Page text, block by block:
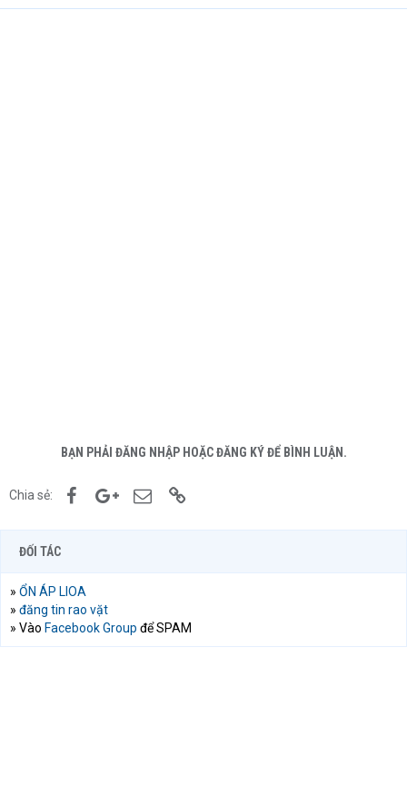
BẠN PHẢI ĐĂNG NHẬP HOẶC ĐĂNG KÝ ĐỂ BÌNH LUẬN.
Chia sẻ: FacebookGoogle+Email
ĐỐI TÁC
» ỔN ÁP LIOA
» đăng tin rao vặt
» Vào Facebook Group để SPAM